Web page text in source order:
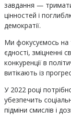
завдання —
цінностей і
демократії.
Ми фокусуємось на
єдності, зміцненні
конкуренції в
витікають із
У 2022 році
убезпечить
підміни смислів і